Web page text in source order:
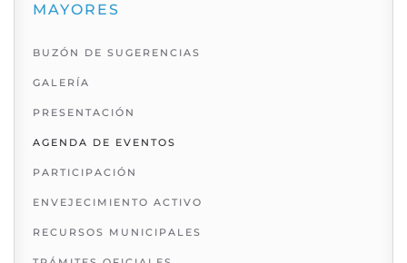
MAYORES
BUZÓN DE SUGERENCIAS
GALERÍA
PRESENTACIÓN
AGENDA DE EVENTOS
PARTICIPACIÓN
ENVEJECIMIENTO ACTIVO
RECURSOS MUNICIPALES